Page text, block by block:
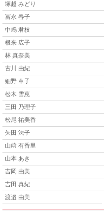
塚越 みどり
冨永 春子
中嶋 君枝
根来 広子
林 真奈美
古川 由紀
細野 章子
松木 雪恵
三田 乃理子
松尾 祐美香
矢田 法子
山﨑 有香里
山本 あき
吉岡 由美
吉田 真紀
渡邉 由美